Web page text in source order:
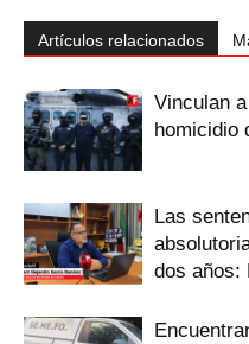
Artículos relacionados
Vinculan
homicidio
Las
dos años: